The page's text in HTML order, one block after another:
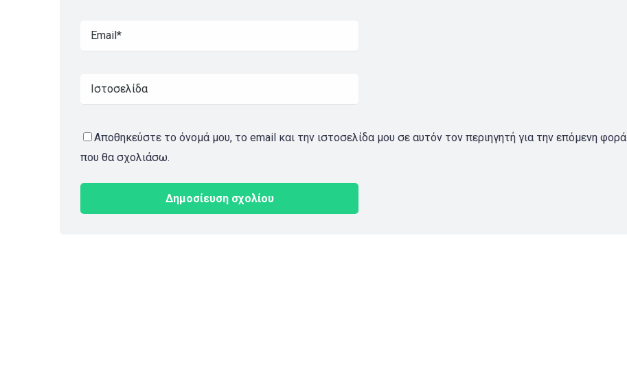
Αποθηκεύστε το όνομά μου, το email και την ιστοσελίδα μου σε αυτόν τον περιηγητή για την επόμενη φορά
που θα σχολιάσω.